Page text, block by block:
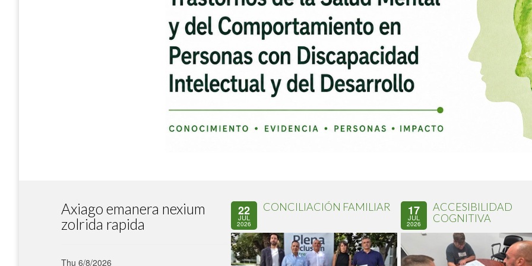
Axiago emanera nexium
zolrida rapida
Thu 6/8/2026
22
JUL
2026
CONCILIACIÓN FAMILIAR 17
JUL
2026
ACCESIBILIDAD
COGNITIVA